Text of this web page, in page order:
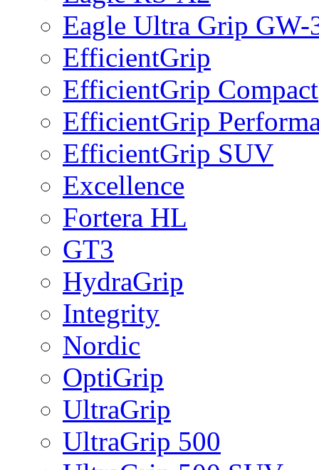
Eagle Ultra Grip GW-
EfficientGrip
EfficientGrip Compact
EfficientGrip
EfficientGrip SUV
Excellence
Fortera HL
GT3
HydraGrip
Integrity
Nordic
OptiGrip
UltraGrip
UltraGrip 500